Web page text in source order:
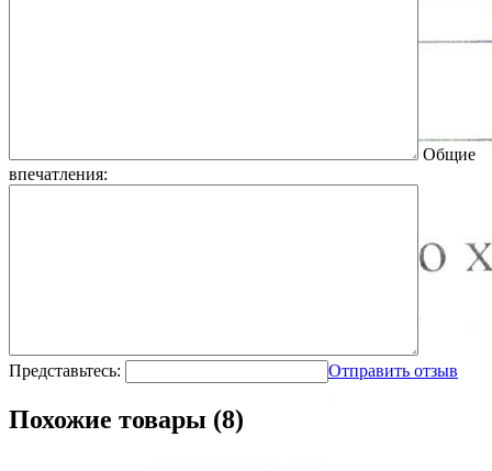
Общие
впечатления:
Представьтесь: Отправить отзыв
Похожие товары (8)